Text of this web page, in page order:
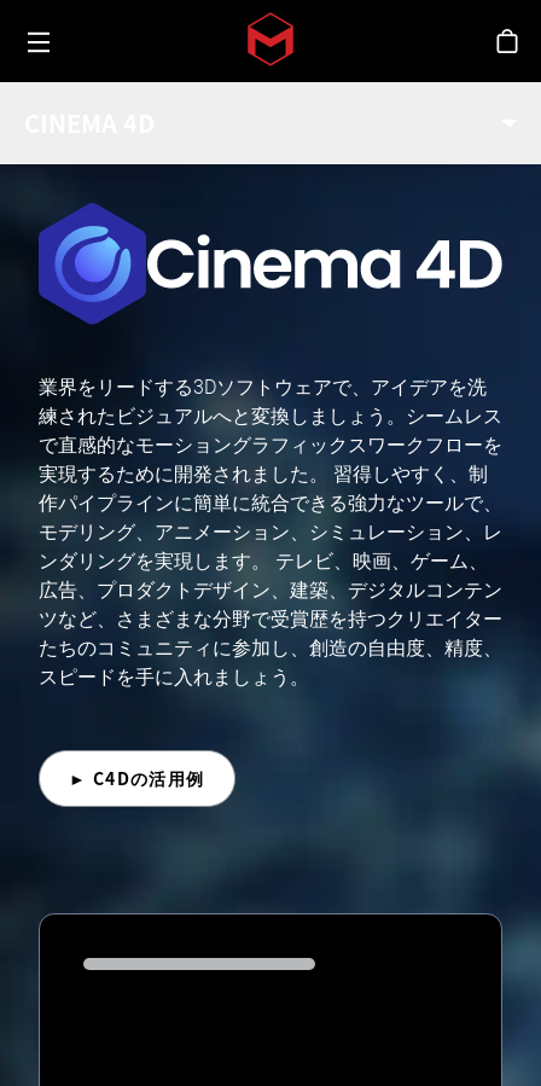
Skip to main content
Toggle menu
シ
業界をリードする3Dソフトウェアで、アイデアを洗
練されたビジュアルへと変換しましょう。シームレス
で直感的なモーショングラフィックスワークフローを
実現するために開発されました。 習得しやすく、制
作パイプラインに簡単に統合できる強力なツールで、
モデリング、アニメーション、シミュレーション、レ
ンダリングを実現します。 テレビ、映画、ゲーム、
広告、プロダクトデザイン、建築、デジタルコンテン
ツなど、さまざまな分野で受賞歴を持つクリエイター
たちのコミュニティに参加し、創造の自由度、精度、
スピードを手に入れましょう。
► C4Dの活用例